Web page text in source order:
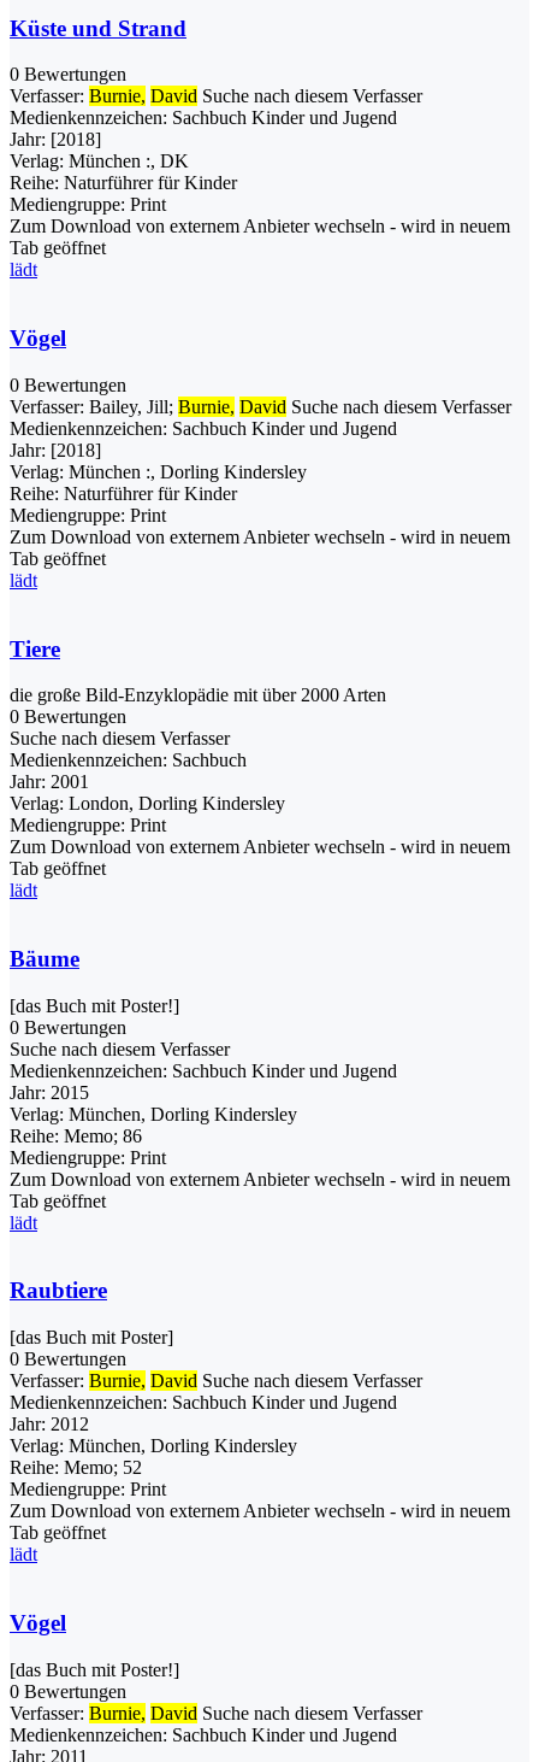
Küste und Strand
0 Bewertungen
Verfasser: Burnie, David Suche nach diesem Verfasser
Medienkennzeichen: Sachbuch Kinder und Jugend
Jahr: [2018]
Verlag: München :, DK
Reihe: Naturführer für Kinder
Mediengruppe: Print
Zum Download von externem Anbieter wechseln - wird in neuem
Tab geöffnet
lädt
Vögel
0 Bewertungen
Verfasser: Bailey, Jill; Burnie, David Suche nach diesem Verfasser
Medienkennzeichen: Sachbuch Kinder und Jugend
Jahr: [2018]
Verlag: München :, Dorling Kindersley
Reihe: Naturführer für Kinder
Mediengruppe: Print
Zum Download von externem Anbieter wechseln - wird in neuem
Tab geöffnet
lädt
Tiere
die große Bild-Enzyklopädie mit über 2000 Arten
0 Bewertungen
Suche nach diesem Verfasser
Medienkennzeichen: Sachbuch
Jahr: 2001
Verlag: London, Dorling Kindersley
Mediengruppe: Print
Zum Download von externem Anbieter wechseln - wird in neuem
Tab geöffnet
lädt
Bäume
[das Buch mit Poster!]
0 Bewertungen
Suche nach diesem Verfasser
Medienkennzeichen: Sachbuch Kinder und Jugend
Jahr: 2015
Verlag: München, Dorling Kindersley
Reihe: Memo; 86
Mediengruppe: Print
Zum Download von externem Anbieter wechseln - wird in neuem
Tab geöffnet
lädt
Raubtiere
[das Buch mit Poster]
0 Bewertungen
Verfasser: Burnie, David Suche nach diesem Verfasser
Medienkennzeichen: Sachbuch Kinder und Jugend
Jahr: 2012
Verlag: München, Dorling Kindersley
Reihe: Memo; 52
Mediengruppe: Print
Zum Download von externem Anbieter wechseln - wird in neuem
Tab geöffnet
lädt
Vögel
[das Buch mit Poster!]
0 Bewertungen
Verfasser: Burnie, David Suche nach diesem Verfasser
Medienkennzeichen: Sachbuch Kinder und Jugend
Jahr: 2011